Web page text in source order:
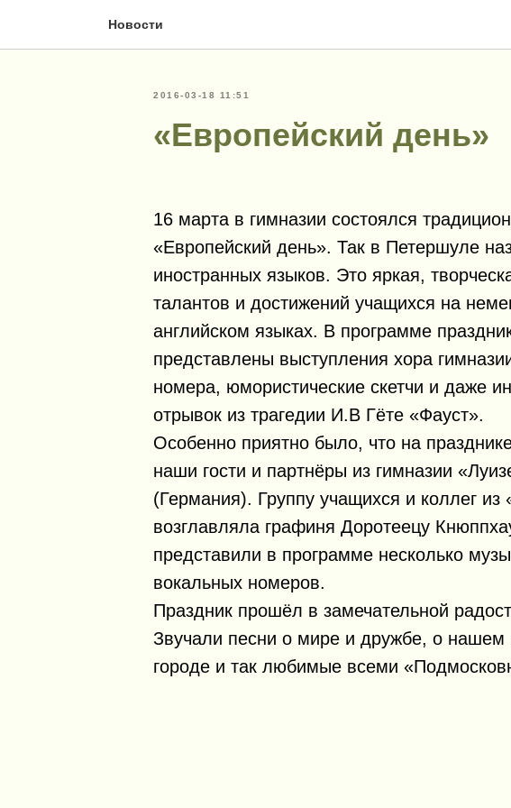
Новости
2016-03-18 11:51
«Европейский день»
16 марта в гимназии состоялся
«Европейский день». Так в Петершуле
иностранных языков. Это яркая,
талантов и достижений учащихся на
английском языках. В программе
представлены выступления хора
номера, юмористические скетчи и даже
отрывок из трагедии И.В Гёте «Фауст».
Особенно приятно было, что на
наши гости и партнёры из гимназии
(Германия). Группу учащихся и коллег из
возглавляла графиня Доротеецу
представили в программе несколько
вокальных номеров.
Праздник прошёл в замечательной
Звучали песни о мире и дружбе, о нашем
городе и так любимые всеми